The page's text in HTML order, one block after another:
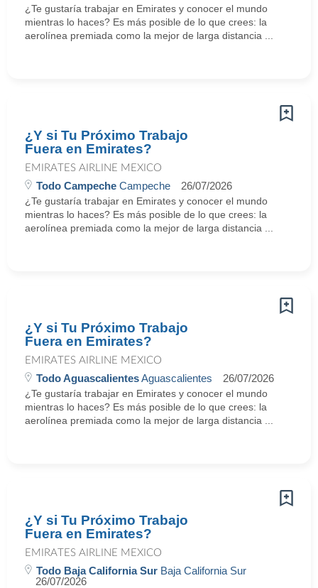
¿Te gustaría trabajar en Emirates y conocer el mundo
mientras lo haces? Es más posible de lo que crees: la
aerolínea premiada como la mejor de larga distancia ...
¿Y si Tu Próximo Trabajo
Fuera en Emirates?
EMIRATES AIRLINE MEXICO
Todo Campeche Campeche 26/07/2026
¿Te gustaría trabajar en Emirates y conocer el mundo
mientras lo haces? Es más posible de lo que crees: la
aerolínea premiada como la mejor de larga distancia ...
¿Y si Tu Próximo Trabajo
Fuera en Emirates?
EMIRATES AIRLINE MEXICO
Todo AguascalientesAguascalientes 26/07/2026
¿Te gustaría trabajar en Emirates y conocer el mundo
mientras lo haces? Es más posible de lo que crees: la
aerolínea premiada como la mejor de larga distancia ...
¿Y si Tu Próximo Trabajo
Fuera en Emirates?
EMIRATES AIRLINE MEXICO
Todo Baja California Sur Baja California Sur
26/07/2026